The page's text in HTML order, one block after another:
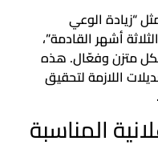
“زيادة الوعي
بنسبة 40% خلال الثلاثة أشهر القادمة”،
متزن وفعّال. هذه
اللازمة لتحقيق